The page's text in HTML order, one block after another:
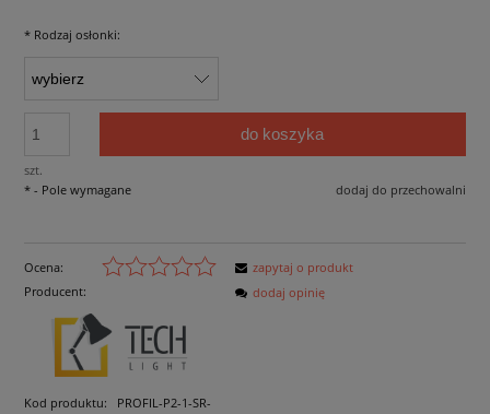
* Rodzaj osłonki:
szt.
do koszyka
dodaj do przechowalni
* - Pole wymagane
Ocena:
Producent:
Kod produktu:
PROFIL-P2-1-SR-
zapytaj o produkt
dodaj opinię